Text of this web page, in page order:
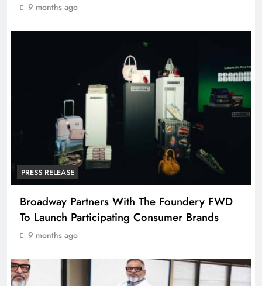
9 months ago
PRESS RELEASE
Broadway Partners With The Foundery FWD
To Launch Participating Consumer Brands
9 months ago